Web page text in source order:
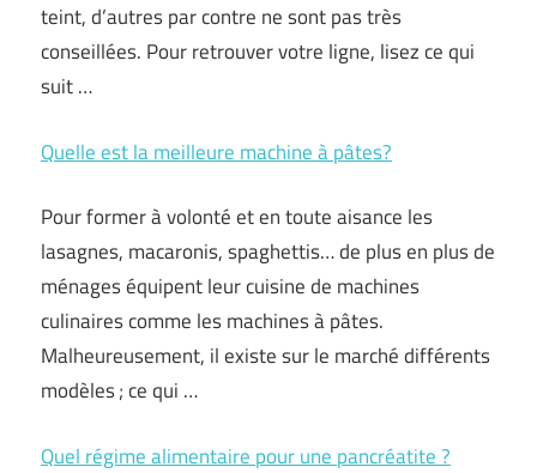
teint, d’autres par contre ne sont pas très
conseillées. Pour retrouver votre ligne, lisez ce qui
suit …
Quelle est la meilleure machine à pâtes?
Pour former à volonté et en toute aisance les
lasagnes, macaronis, spaghettis… de plus en plus de
ménages équipent leur cuisine de machines
culinaires comme les machines à pâtes.
Malheureusement, il existe sur le marché différents
modèles ; ce qui …
Quel régime alimentaire pour une pancréatite ?